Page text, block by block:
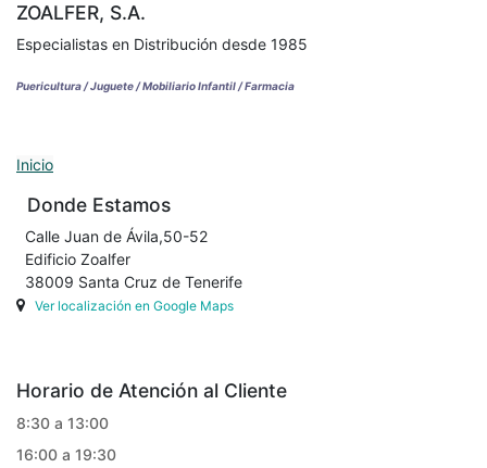
ZOALFER, S.A.
Especialistas en Distribución desde 1985
Puericultura / Juguete / Mobiliario Infantil / Farmacia
Inicio
Donde Estamos
Calle Juan de Ávila,50-52
Edificio Zoalfer
38009 Santa Cruz de Tenerife
Ver localización en Google Maps
Horario de Atención al Cliente
8:30 a 13:00
16:00 a 19:30